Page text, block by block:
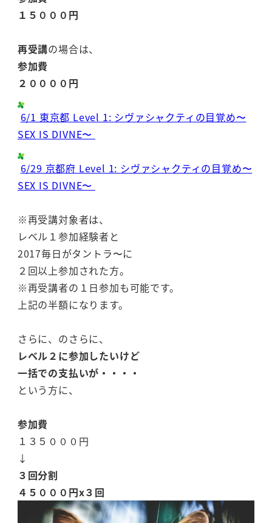
１５０００円
再受講の場合は、
参加費
２００００円
6/1 東京都 Level 1: シヴァシャクティの目覚め〜
SEX IS DIVNE〜
6/29 京都府 Level 1: シヴァシャクティの目覚め〜
SEX IS DIVNE〜
※再受講対象者は、
レベル１参加経験者と
2017毎日がタントラ〜に
２回以上参加された方。
※再受講者の１日参加も可能です。
上記の半額になります。
さらに、のさらに、
レベル２に参加したいけど
一括での支払いが・・・・
という方に、
参加費
１３５０００円
↓
３回分割
４５０００円x３回